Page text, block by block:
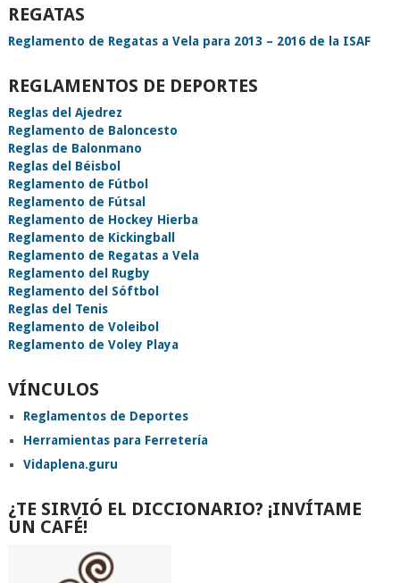
REGATAS
Reglamento de Regatas a Vela para 2013 – 2016 de la ISAF
REGLAMENTOS DE DEPORTES
Reglas del Ajedrez
Reglamento de Baloncesto
Reglas de Balonmano
Reglas del Béisbol
Reglamento de Fútbol
Reglamento de Fútsal
Reglamento de Hockey Hierba
Reglamento de Kickingball
Reglamento de Regatas a Vela
Reglamento del Rugby
Reglamento del Sóftbol
Reglas del Tenis
Reglamento de Voleibol
Reglamento de Voley Playa
VÍNCULOS
Reglamentos de Deportes
Herramientas para Ferretería
Vidaplena.guru
¿TE SIRVIÓ EL DICCIONARIO? ¡INVÍTAME
UN CAFÉ!